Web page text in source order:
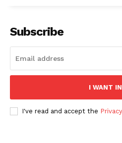
Subscribe
I WANT IN
I've read and accept the